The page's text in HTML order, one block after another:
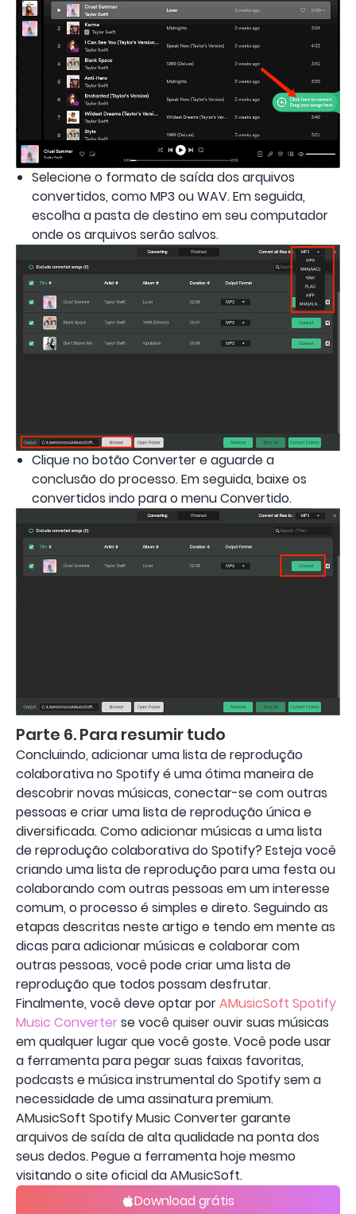
Selecione o formato de saída dos arquivos
convertidos, como MP3 ou WAV. Em seguida,
escolha a pasta de destino em seu computador
onde os arquivos serão salvos.
Clique no botão Converter e aguarde a
conclusão do processo. Em seguida, baixe os
convertidos indo para o menu Convertido.
Parte 6. Para resumir tudo
Concluindo, adicionar uma lista de reprodução
colaborativa no Spotify é uma ótima maneira de
descobrir novas músicas, conectar-se com outras
pessoas e criar uma lista de reprodução única e
diversificada. Como adicionar músicas a uma lista
de reprodução colaborativa do Spotify? Esteja você
criando uma lista de reprodução para uma festa ou
colaborando com outras pessoas em um interesse
comum, o processo é simples e direto. Seguindo as
etapas descritas neste artigo e tendo em mente as
dicas para adicionar músicas e colaborar com
outras pessoas, você pode criar uma lista de
reprodução que todos possam desfrutar.
Finalmente, você deve optar porAMusicSoft Spotify
Music Converter se você quiser ouvir suas músicas
em qualquer lugar que você goste. Você pode usar
a ferramenta para pegar suas faixas favoritas,
podcasts e música instrumental do Spotify sem a
necessidade de uma assinatura premium.
AMusicSoft Spotify Music Converter garante
arquivos de saída de alta qualidade na ponta dos
seus dedos. Pegue a ferramenta hoje mesmo
visitando o site oficial da AMusicSoft.
Download grátis